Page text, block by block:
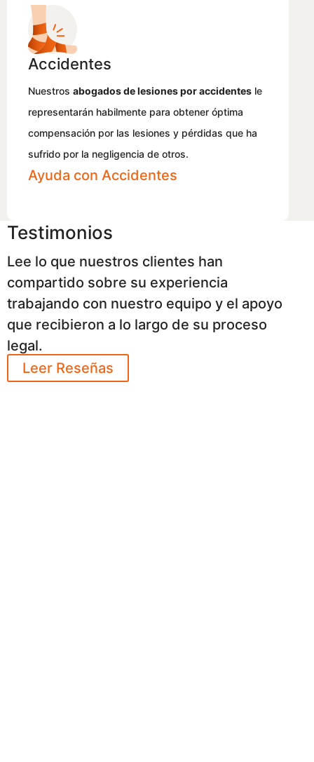
Accidentes
Nuestros abogados de lesiones por accidentes le
representarán habilmente para obtener óptima
compensación por las lesiones y pérdidas que ha
sufrido por la negligencia de otros.
Ayuda con Accidentes
Testimonios
Lee lo que nuestros clientes han
compartido sobre su experiencia
trabajando con nuestro equipo y el apoyo
que recibieron a lo largo de su proceso
legal.
Leer Reseñas